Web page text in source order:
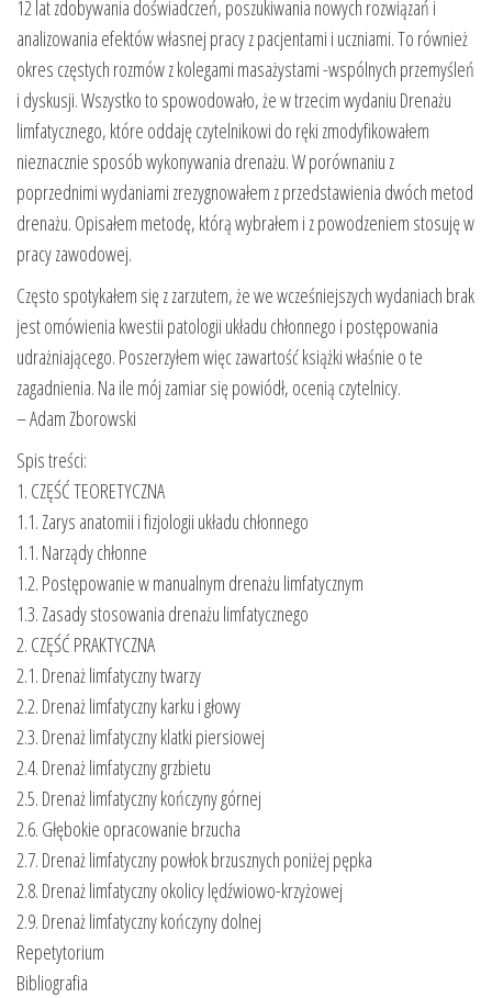
12 lat zdobywania doświadczeń, poszukiwania nowych rozwiązań i
analizowania efektów własnej pracy z pacjentami i uczniami. To również
okres częstych rozmów z kolegami masażystami -wspólnych przemyśleń
i dyskusji. Wszystko to spowodowało, że w trzecim wydaniu Drenażu
limfatycznego, które oddaję czytelnikowi do ręki zmodyfikowałem
nieznacznie sposób wykonywania drenażu. W porównaniu z
poprzednimi wydaniami zrezygnowałem z przedstawienia dwóch metod
drenażu. Opisałem metodę, którą wybrałem i z powodzeniem stosuję w
pracy zawodowej.
Często spotykałem się z zarzutem, że we wcześniejszych wydaniach brak
jest omówienia kwestii patologii układu chłonnego i postępowania
udrażniającego. Poszerzyłem więc zawartość książki właśnie o te
zagadnienia. Na ile mój zamiar się powiódł, ocenią czytelnicy.
– Adam Zborowski
Spis treści:
1. CZĘŚĆ TEORETYCZNA
1.1. Zarys anatomii i fizjologii układu chłonnego
1.1. Narządy chłonne
1.2. Postępowanie w manualnym drenażu limfatycznym
1.3. Zasady stosowania drenażu limfatycznego
2. CZĘŚĆ PRAKTYCZNA
2.1. Drenaż limfatyczny twarzy
2.2. Drenaż limfatyczny karku i głowy
2.3. Drenaż limfatyczny klatki piersiowej
2.4. Drenaż limfatyczny grzbietu
2.5. Drenaż limfatyczny kończyny górnej
2.6. Głębokie opracowanie brzucha
2.7. Drenaż limfatyczny powłok brzusznych poniżej pępka
2.8. Drenaż limfatyczny okolicy lędźwiowo-krzyżowej
2.9. Drenaż limfatyczny kończyny dolnej
Repetytorium
Bibliografia